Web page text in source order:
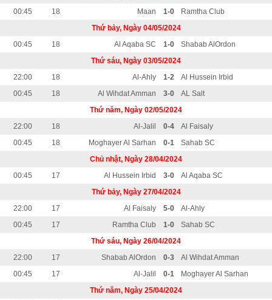
00:45
18 Maan 1-0
Ramtha Club
Thứ bảy, Ngày 04/05/2024
00:45
18 Al Aqaba SC 1-0
Shabab AlOrdon
Thứ sáu, Ngày 03/05/2024
22:00
18 Al-Ahly 1-2
Al Hussein Irbid
00:45
18 Al Wihdat Amman 3-0
AL Salt
Thứ năm, Ngày 02/05/2024
22:00
18 Al-Jalil 0-4
Al Faisaly
00:45
18 Moghayer Al Sarhan 0-1
Sahab SC
Chủ nhật, Ngày 28/04/2024
00:45
17 Al Hussein Irbid 3-0
Al Aqaba SC
Thứ bảy, Ngày 27/04/2024
22:00
17 Al Faisaly 5-0
Al-Ahly
00:45
17 Ramtha Club 1-0
Sahab SC
Thứ sáu, Ngày 26/04/2024
22:00
17 Shabab AlOrdon 0-3
Al Wihdat Amman
00:45
17 Al-Jalil 0-1
Moghayer Al Sarhan
Thứ năm, Ngày 25/04/2024